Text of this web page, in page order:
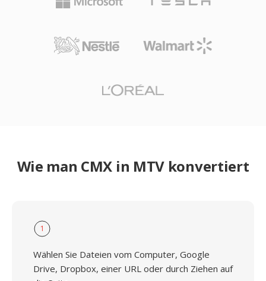
Wie man CMX in MTV konvertiert
1
Wählen Sie Dateien vom Computer, Google
Drive, Dropbox, einer URL oder durch Ziehen auf